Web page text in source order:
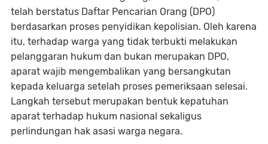
telah berstatus Daftar Pencarian Orang (DPO)
berdasarkan proses penyidikan kepolisian. Oleh karena
itu, terhadap warga yang tidak terbukti melakukan
pelanggaran hukum dan bukan merupakan DPO,
aparat wajib mengembalikan yang bersangkutan
kepada keluarga setelah proses pemeriksaan selesai.
Langkah tersebut merupakan bentuk kepatuhan
aparat terhadap hukum nasional sekaligus
perlindungan hak asasi warga negara.